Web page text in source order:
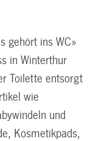
gehört ins WC»
in Winterthur
Toilette entsorgt
wie
und
Kosmetikpads,